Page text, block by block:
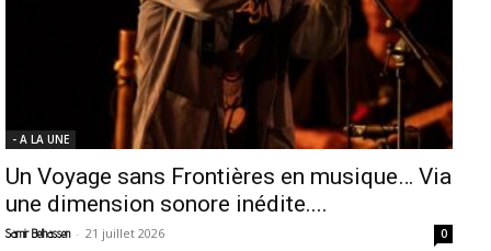
- A LA UNE
Un Voyage sans Frontières en musique… Via
une dimension sonore inédite....
Samir Belhassen - 21 juillet 2026 0